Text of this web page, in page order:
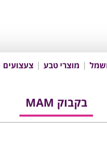
מוצרי טבע צעצועים
בקבוק MAM